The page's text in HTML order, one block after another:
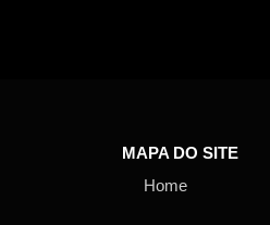
MAPA DO SITE
Home